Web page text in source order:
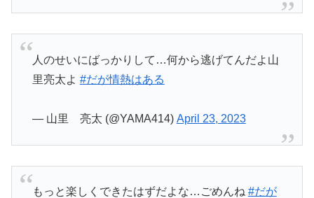
人のせいにばっかりして…何から逃げてんだよ山
里亮太よ #だが情熱はある
— 山里 亮太 (@YAMA414) April 23, 2023
もっと楽しくできたはずだよな…ごめんね #だが